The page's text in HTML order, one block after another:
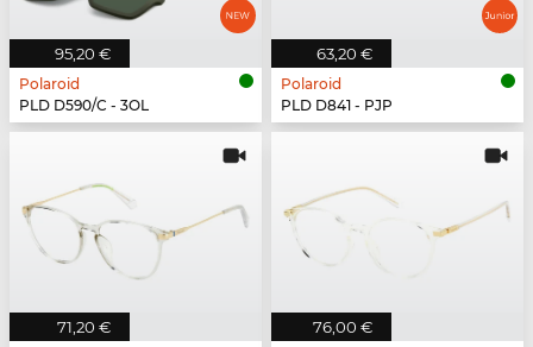
95,20 €
Polaroid
PLD D590/C - 3OL
63,20 €
Polaroid
PLD D841 - PJP
71,20 € 76,00 €